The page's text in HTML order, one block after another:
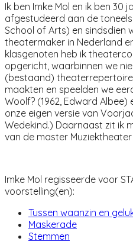
Ik ben Imke Mol en ik ben 30
afgestudeerd aan de
School of Arts) en sindsdien
theatermaker in Nederland
klasgenoten heb ik
opgericht, waarbinnen we
(bestaand) theaterrepertoire
maakten en speelden we
Woolf? (1962, Edward
onze eigen versie van
Wedekind.) Daarnaast zit ik
van de master
Imke Mol regisseerde voor
voorstelling(en):
Tussen waanzin en
Maskerade
Stemmen